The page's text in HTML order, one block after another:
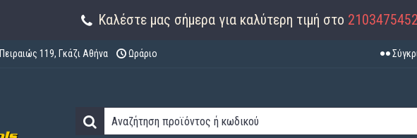
Καλέστε μας σήμερα για καλύτερη τιμή στο 2103475452
Πειραιώς 119, Γκάζι Αθήνα Ωράριο